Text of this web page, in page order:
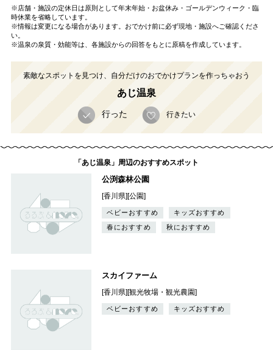
※店舗・施設の定休日は原則として年末年始・お盆休み・ゴールデンウィーク・臨
時休業を省略しています。
※情報は変更になる場合があります。おでかけ前に必ず現地・施設へご確認くださ
い。
※温泉の泉質・効能等は、各施設からの回答をもとに原稿を作成しています。
素敵なスポットを見つけ、自分だけのおでかけプランを作っちゃおう
あじ温泉
行った 行きたい
「あじ温泉」周辺のおすすめスポット
公渕森林公園
[香川県][公園]
ベビーおすすめ
キッズおすすめ
春におすすめ
秋におすすめ
スカイファーム
[香川県][観光牧場・観光農園]
ベビーおすすめ キッズおすすめ